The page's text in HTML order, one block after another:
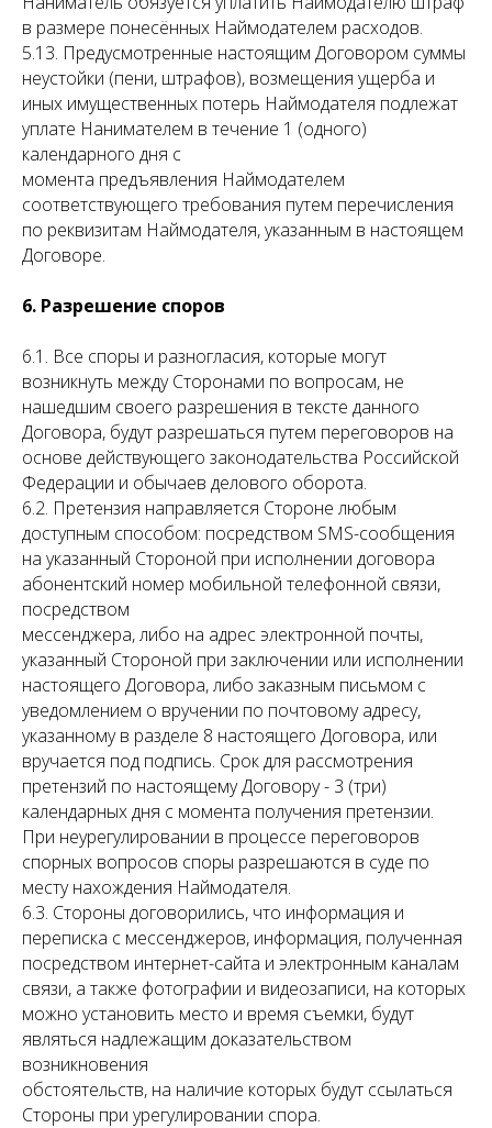
в размере понесённых Наймодателем расходов.
5.13. Предусмотренные настоящим Договором суммы
неустойки (пени, штрафов), возмещения ущерба и
иных имущественных потерь Наймодателя подлежат
уплате Нанимателем в течение 1 (одного)
календарного дня с
момента предъявления Наймодателем
соответствующего требования путем перечисления
по реквизитам Наймодателя, указанным в настоящем
Договоре.
6. Разрешение споров
6.1. Все споры и разногласия, которые могут
возникнуть между Сторонами по вопросам, не
нашедшим своего разрешения в тексте данного
Договора, будут разрешаться путем переговоров на
основе действующего законодательства Российской
Федерации и обычаев делового оборота.
6.2. Претензия направляется Стороне любым
доступным способом: посредством SМS-сообщения
на указанный Стороной при исполнении договора
абонентский номер мобильной телефонной связи,
посредством
мессенджера, либо на адрес электронной почты,
указанный Стороной при заключении или исполнении
настоящего Договора, либо заказным письмом с
уведомлением о вручении по почтовому адресу,
указанному в разделе 8 настоящего Договора, или
вручается под подпись. Срок для рассмотрения
претензий по настоящему Договору - 3 (три)
календарных дня с момента получения претензии.
При неурегулировании в процессе переговоров
спорных вопросов споры разрешаются в суде по
месту нахождения Наймодателя.
6.3. Стороны договорились, что информация и
переписка с мессенджеров, информация, полученная
посредством интернет-сайта и электронным каналам
связи, а также фотографии и видеозаписи, на которых
можно установить место и время съемки, будут
являться надлежащим доказательством
возникновения
обстоятельств, на наличие которых будут ссылаться
Стороны при урегулировании спора.